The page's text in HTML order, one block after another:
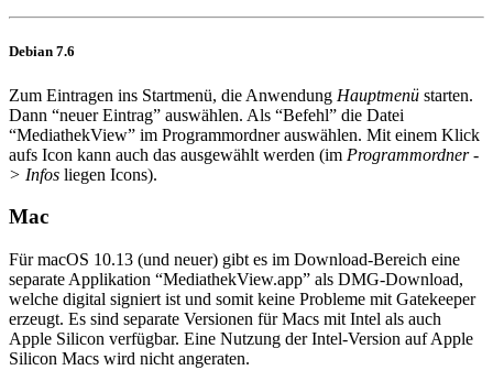
Debian 7.6
Zum Eintragen ins Startmenü, die Anwendung Hauptmenü starten.
Dann “neuer Eintrag” auswählen. Als “Befehl” die Datei
“MediathekView” im Programmordner auswählen. Mit einem Klick
aufs Icon kann auch das ausgewählt werden (im Programmordner -
> Infos liegen Icons).
Mac
Für macOS 10.13 (und neuer) gibt es im Download-Bereich eine
separate Applikation “MediathekView.app” als DMG-Download,
welche digital signiert ist und somit keine Probleme mit Gatekeeper
erzeugt. Es sind separate Versionen für Macs mit Intel als auch
Apple Silicon verfügbar. Eine Nutzung der Intel-Version auf Apple
Silicon Macs wird nicht angeraten.